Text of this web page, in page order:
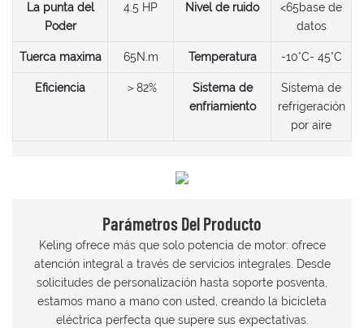
La punta del
Poder
4.5 HP Nivel de ruido
<65base de
datos
Tuerca maxima 65N.m Temperatura -10°C- 45°C
Eficiencia ＞82%
Sistema de
enfriamiento
Sistema de
refrigeración
por aire
Parámetros Del Producto
Keling ofrece más que solo potencia de motor: ofrece
atención integral a través de servicios integrales. Desde
solicitudes de personalización hasta soporte posventa,
estamos mano a mano con usted, creando la bicicleta
eléctrica perfecta que supere sus expectativas.